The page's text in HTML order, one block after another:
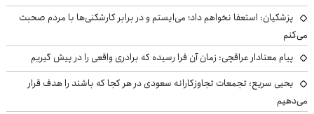
پزشکیان: استعفا نخواهم داد؛ می‌ایستم و در برابر کارشکنی‌ها با مردم صحبت
می‌کنم
پیام معنادار عراقچی: زمان آن فرا رسیده که برادری واقعی را در پیش گیریم
یحیی سریع: تجمعات تجاوزکارانه سعودی در هر کجا که باشند را هدف قرار
می‌دهیم